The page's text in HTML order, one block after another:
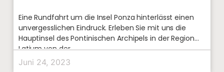
Eine Rundfahrt um die Insel Ponza hinterlässt einen
unvergesslichen Eindruck. Erleben Sie mit uns die
Hauptinsel des Pontinischen Archipels in der Region
Latium von der
Juni 24, 2023